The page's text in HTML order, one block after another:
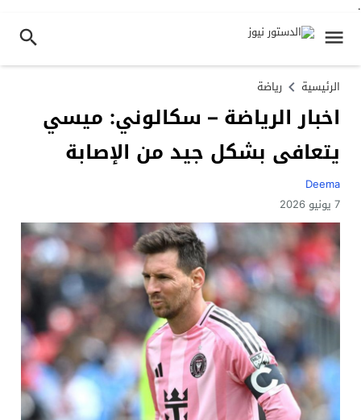
.
الرئيسية رياضة
اخبار الرياضة – سكالوني: ميسي
يتعافى بشكل جيد من الإصابة
Deema
7 يونيو 2026